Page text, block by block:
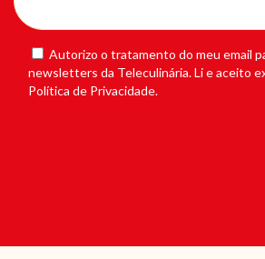
Autorizo o tratamento do meu email
newsletters da Teleculinária. Li e aceito
Política de Privacidade.